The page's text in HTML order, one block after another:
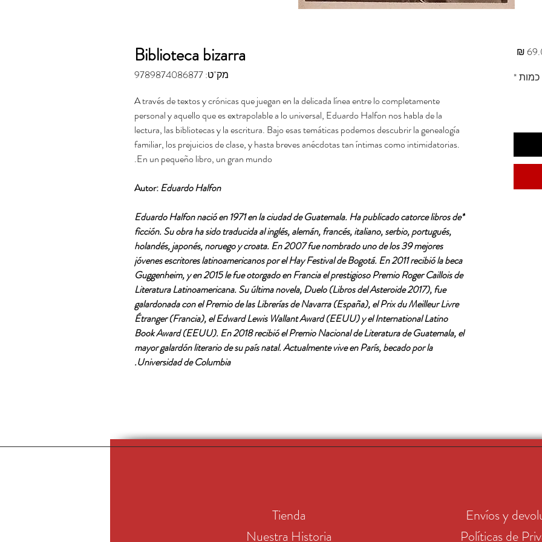
Biblioteca bizarra
מק"ט: 9789874086877
A través de textos y crónicas que juegan en la delicada línea entre lo completamente
personal y aquello que es extrapolable a lo universal, Eduardo Halfon nos habla de la
lectura, las bibliotecas y la escritura. Bajo esas temáticas podemos descubrir la genealogía
familiar, los prejuicios de clase, y hasta breves anécdotas tan íntimas como intimidatorias.
En un pequeño libro, un gran mundo.
Autor:Eduardo Halfon
*Eduardo Halfon nació en 1971 en la ciudad de Guatemala. Ha publicado catorce libros de
ficción. Su obra ha sido traducida al inglés, alemán, francés, italiano, serbio, portugués,
holandés, japonés, noruego y croata. En 2007 fue nombrado uno de los 39 mejores
jóvenes escritores latinoamericanos por el Hay Festival de Bogotá. En 2011 recibió la beca
Guggenheim, y en 2015 le fue otorgado en Francia el prestigioso Premio Roger Caillois de
Literatura Latinoamericana. Su última novela, Duelo (Libros del Asteroide 2017), fue
galardonada con el Premio de las Librerías de Navarra (España), el Prix du Meilleur Livre
Étranger (Francia), el Edward Lewis Wallant Award (EEUU) y el International Latino
Book Award (EEUU). En 2018 recibió el Premio Nacional de Literatura de Guatemala, el
mayor galardón literario de su país natal. Actualmente vive en París, becado por la
Universidad de Columbia.
כמות*
Tienda
Nuestra Historia
Envíos y
Políticas de